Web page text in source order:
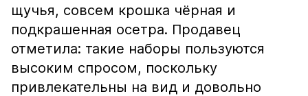
щучья, совсем крошка чёрная и
подкрашенная осетра. Продавец
отметила: такие наборы пользуются
высоким спросом, поскольку
привлекательны на вид и довольно